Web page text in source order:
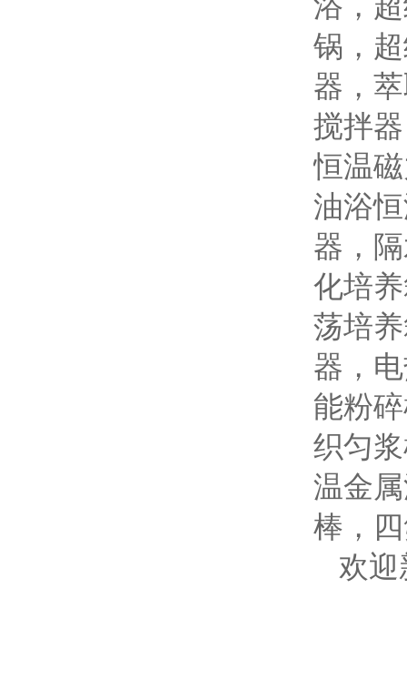
锅，
器，
搅拌
恒温
油浴
器，
化培
荡培
器，
能粉
织匀
温金
棒，
欢迎